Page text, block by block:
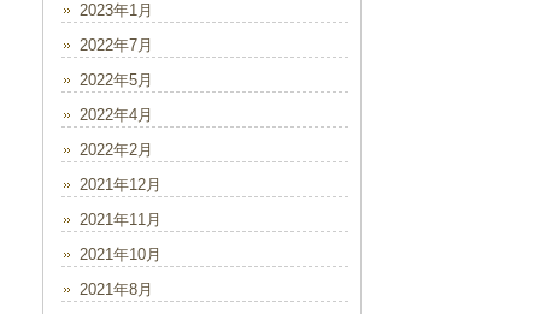
2023年1月
2022年7月
2022年5月
2022年4月
2022年2月
2021年12月
2021年11月
2021年10月
2021年8月